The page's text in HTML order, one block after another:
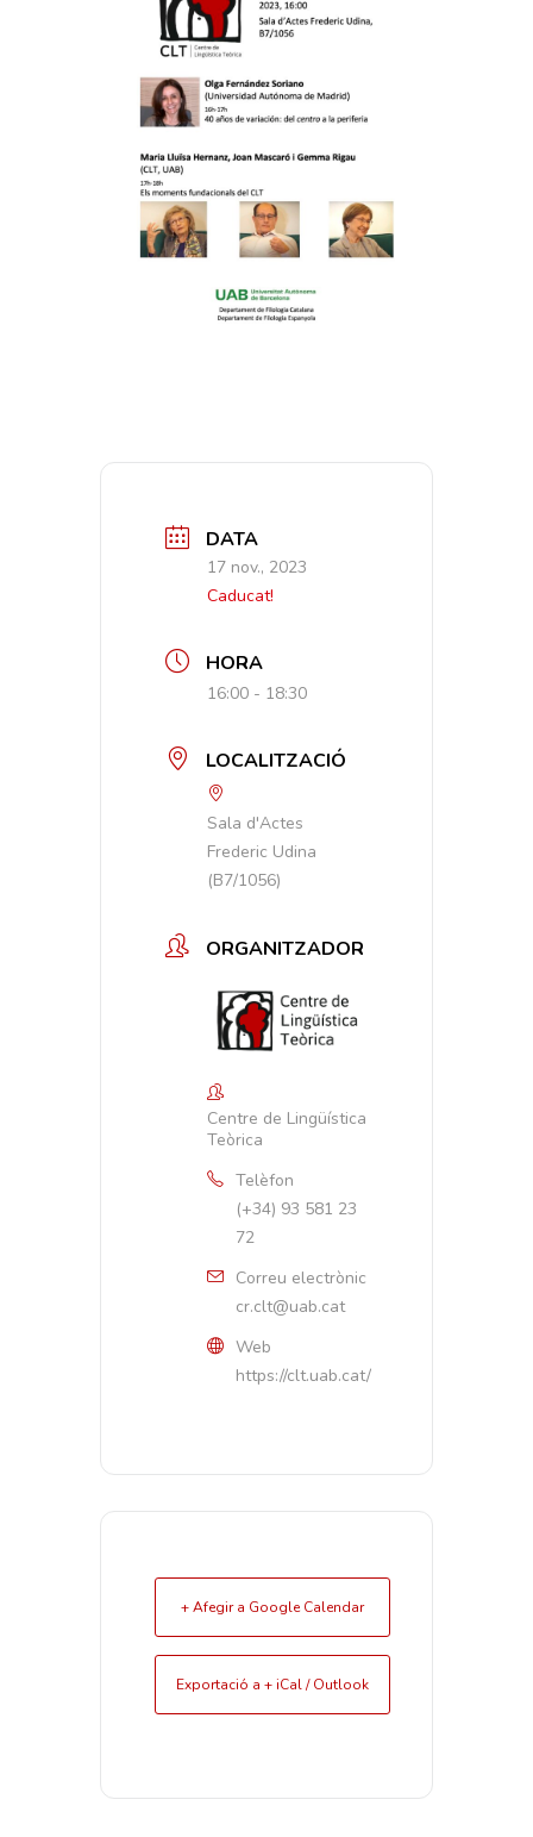
DATA
17 nov., 2023
Caducat!
HORA
16:00 - 18:30
LOCALITZACIÓ
Sala d'Actes
Frederic Udina
(B7/1056)
ORGANITZADOR
Centre de Lingüística
Teòrica
Telèfon
(+34) 93 581 23
72
Correu electrònic
cr.clt@uab.cat
Web
https://clt.uab.cat/
+ Afegir a Google Calendar
Exportació a + iCal / Outlook